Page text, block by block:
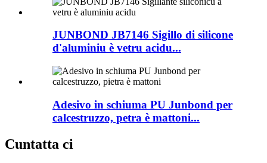
JUNBOND JB7146 Sigillo di silicone
d'aluminiu è vetru acidu...
Adesivo in schiuma PU Junbond per
calcestruzzo, petra è mattoni...
Cuntatta ci